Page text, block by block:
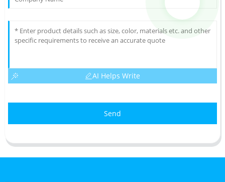
AI Helps Write
Send